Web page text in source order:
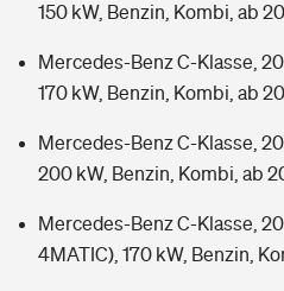
150 kW, Benzin, Kombi, ab
Mercedes-Benz C-Klasse,
170 kW, Benzin, Kombi, ab
Mercedes-Benz C-Klasse,
200 kW, Benzin, Kombi, ab
Mercedes-Benz C-Klasse,
4MATIC), 170 kW, Benzin,